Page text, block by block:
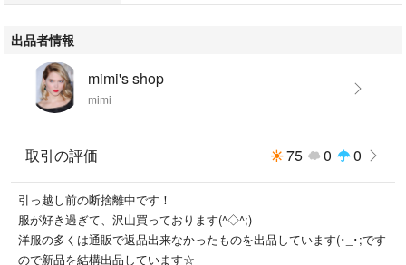
出品者情報
mimi's shop
mimi
取引の評価 75 0 0
引っ越し前の断捨離中です！
服が好き過ぎて、沢山買っております(^◇^;)
洋服の多くは通販で返品出来なかったものを出品しています(･_･;です
ので新品を結構出品しています☆